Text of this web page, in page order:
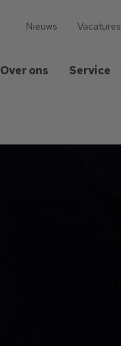
Nieuws Vacatures
Over ons Service